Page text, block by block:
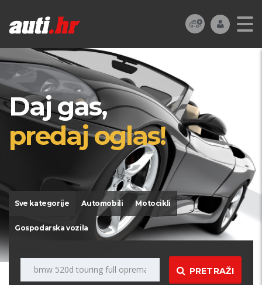
Daj gas,
predaj oglas!
Sve kategorije Automobili Motocikli
Gospodarska vozila
PRETRAŽI